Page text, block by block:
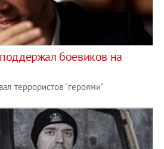
боевиков на
террористов "героями"